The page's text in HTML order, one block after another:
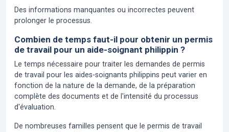
Des informations manquantes ou incorrectes peuvent
prolonger le processus.
Combien de temps faut-il pour obtenir un permis
de travail pour un aide-soignant philippin ?
Le temps nécessaire pour traiter les demandes de permis
de travail pour les aides-soignants philippins peut varier en
fonction de la nature de la demande, de la préparation
complète des documents et de l'intensité du processus
d'évaluation.
De nombreuses familles pensent que le permis de travail